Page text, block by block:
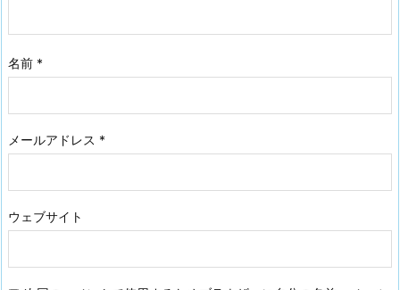
名前 *
メールアドレス *
ウェブサイト